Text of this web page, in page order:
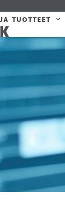
TUOTTEET